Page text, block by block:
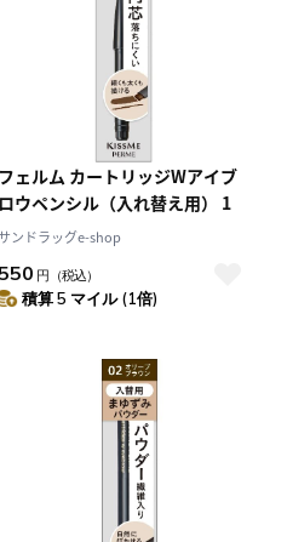
フェルム カートリッジWアイブ
ロウペンシル（入れ替え用） 1
ンドラッグe-shop
円 （税込）
積算 5 マイル (1倍)